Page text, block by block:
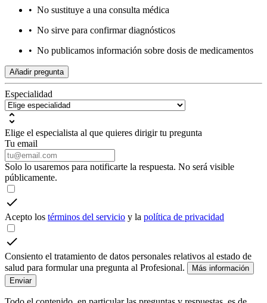
• No sustituye a una consulta médica
• No sirve para confirmar diagnósticos
• No publicamos información sobre dosis de medicamentos
Añadir pregunta
Especialidad
Elige el especialista al que quieres dirigir tu pregunta
Tu email
Solo lo usaremos para notificarte la respuesta. No será visible
públicamente.
Acepto los términos del servicio y la política de privacidad
Consiento el tratamiento de datos personales relativos al estado de
salud para formular una pregunta al Profesional.
Más información
Enviar